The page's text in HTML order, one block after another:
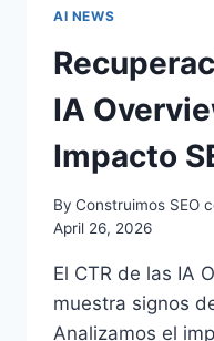
AI NEWS
IA
Impacto
By Construimos SEO
April 26, 2026
El CTR de las IA
muestra signos
Analizamos el